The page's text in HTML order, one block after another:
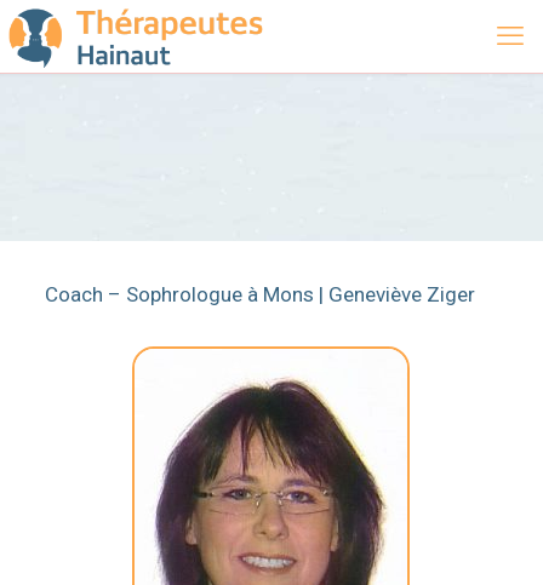
Coach – Sophrologue à Mons | Geneviève Ziger